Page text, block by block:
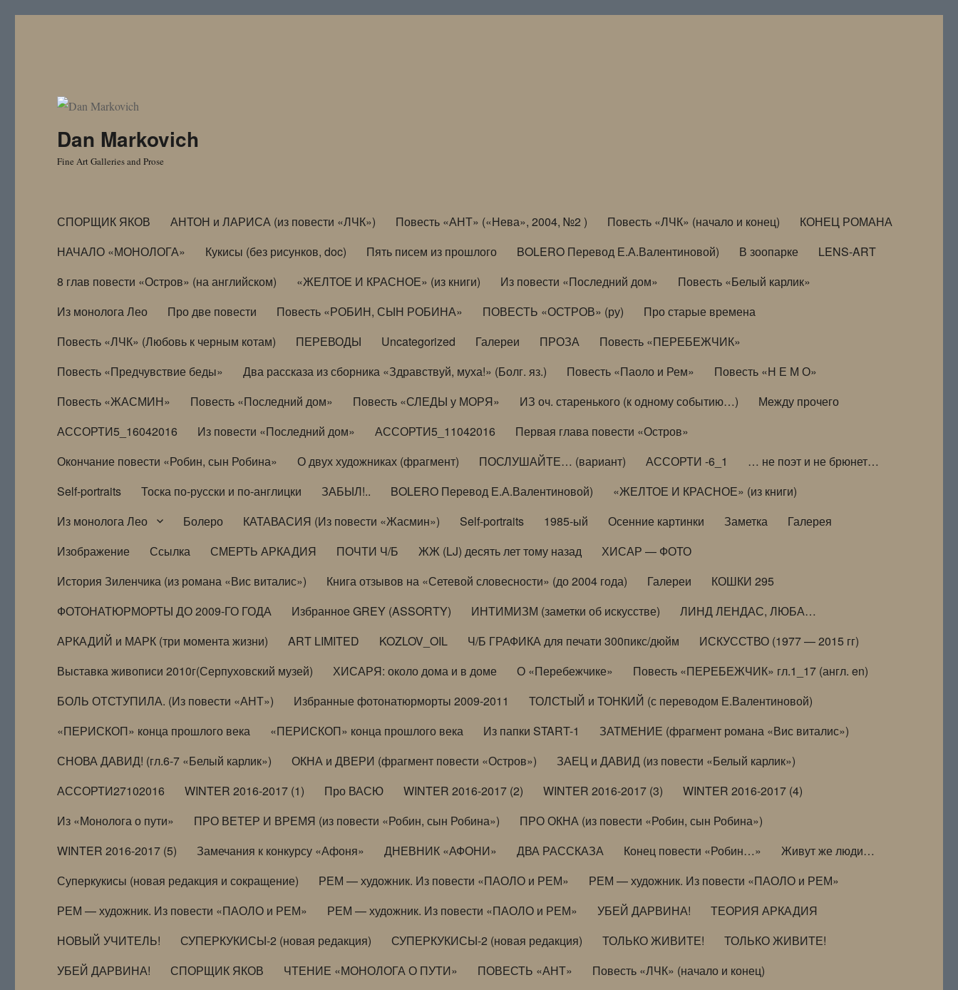
Dan Markovich
Fine Art Galleries and Prose
СПОРЩИК ЯКОВ АНТОН и ЛАРИСА (из повести «ЛЧК») Повесть «АНТ» («Нева», 2004, №2 ) Повесть «ЛЧК» (начало и конец)
КОНЕЦ РОМАНА
НАЧАЛО «МОНОЛОГА»
Кукисы (без рисунков, doc) Пять писем из прошлого BOLERO Перевод Е.А.Валентиновой) В зоопарке
LENS-ART
8 глав повести «Остров» (на английском)
«ЖЕЛТОЕ И КРАСНОЕ» (из книги) Из повести «Последний дом»
Повесть «Белый карлик»
Из монолога Лео
Про две повести Повесть «РОБИН, СЫН РОБИНА» ПОВЕСТЬ «ОСТРОВ» (ру)
Про старые времена
Повесть «ЛЧК» (Любовь к черным котам)
ПЕРЕВОДЫ Uncategorized Галереи ПРОЗА
Повесть «ПЕРЕБЕЖЧИК»
Повесть «Предчувствие беды»
Два рассказа из сборника «Здравствуй, муха!» (Болг. яз.) Повесть «Паоло и Рем»
Повесть «Н Е М О»
Повесть «ЖАСМИН»
Повесть «Последний дом» Повесть «СЛЕДЫ у МОРЯ» ИЗ оч. старенького (к одному событию…)
Между прочего
АССОРТИ5_16042016
Из повести «Последний дом» АССОРТИ5_11042016
Первая глава повести «Остров»
Окончание повести «Робин, сын Робина»
О двух художниках (фрагмент) ПОСЛУШАЙТЕ… (вариант) АССОРТИ -6_1
… не поэт и не брюнет…
Self-portraits
Тоска по-русски и по-англицки ЗАБЫЛ!.. BOLERO Перевод Е.А.Валентиновой)
«ЖЕЛТОЕ И КРАСНОЕ» (из книги)
Из монолога Лео
Болеро КАТАВАСИЯ (Из повести «Жасмин») Self-portraits 1985-ый Осенние картинки Заметка
Галерея
Изображение
Ссылка СМЕРТЬ АРКАДИЯ ПОЧТИ Ч/Б ЖЖ (LJ) десять лет тому назад
ХИСАР — ФОТО
История Зиленчика (из романа «Вис виталис»)
Книга отзывов на «Сетевой словесности» (до 2004 года) Галереи
КОШКИ 295
ФОТОНАТЮРМОРТЫ ДО 2009-ГО ГОДА
Избранное GREY (ASSORTY) ИНТИМИЗМ (заметки об искусстве)
ЛИНД ЛЕНДАС, ЛЮБА…
АРКАДИЙ и МАРК (три момента жизни)
ART LIMITED KOZLOV_OIL Ч/Б ГРАФИКА для печати 300пикс/дюйм
ИСКУССТВО (1977 — 2015 гг)
Выставка живописи 2010г(Серпуховский музей)
ХИСАРЯ: около дома и в доме О «Перебежчике»
Повесть «ПЕРЕБЕЖЧИК» гл.1_17 (англ. en)
БОЛЬ ОТСТУПИЛА. (Из повести «АНТ»)
Избранные фотонатюрморты 2009-2011
ТОЛСТЫЙ и ТОНКИЙ (с переводом Е.Валентиновой)
«ПЕРИСКОП» конца прошлого века
«ПЕРИСКОП» конца прошлого века Из папки START-1
ЗАТМЕНИЕ (фрагмент романа «Вис виталис»)
СНОВА ДАВИД! (гл.6-7 «Белый карлик»)
ОКНА и ДВЕРИ (фрагмент повести «Остров»)
ЗАЕЦ и ДАВИД (из повести «Белый карлик»)
АССОРТИ27102016
WINTER 2016-2017 (1) Про ВАСЮ WINTER 2016-2017 (2) WINTER 2016-2017 (3)
WINTER 2016-2017 (4)
Из «Монолога о пути»
ПРО ВЕТЕР И ВРЕМЯ (из повести «Робин, сын Робина»)
ПРО ОКНА (из повести «Робин, сын Робина»)
WINTER 2016-2017 (5)
Замечания к конкурсу «Афоня» ДНЕВНИК «АФОНИ» ДВА РАССКАЗА Конец повести «Робин…»
Живут же люди…
Суперкукисы (новая редакция и сокращение)
РЕМ — художник. Из повести «ПАОЛО и РЕМ»
РЕМ — художник. Из повести «ПАОЛО и РЕМ»
РЕМ — художник. Из повести «ПАОЛО и РЕМ»
РЕМ — художник. Из повести «ПАОЛО и РЕМ» УБЕЙ ДАРВИНА!
ТЕОРИЯ АРКАДИЯ
НОВЫЙ УЧИТЕЛЬ!
СУПЕРКУКИСЫ-2 (новая редакция) СУПЕРКУКИСЫ-2 (новая редакция) ТОЛЬКО ЖИВИТЕ!
ТОЛЬКО ЖИВИТЕ!
УБЕЙ ДАРВИНА!
СПОРЩИК ЯКОВ ЧТЕНИЕ «МОНОЛОГА О ПУТИ» ПОВЕСТЬ «АНТ»
Повесть «ЛЧК» (начало и конец)